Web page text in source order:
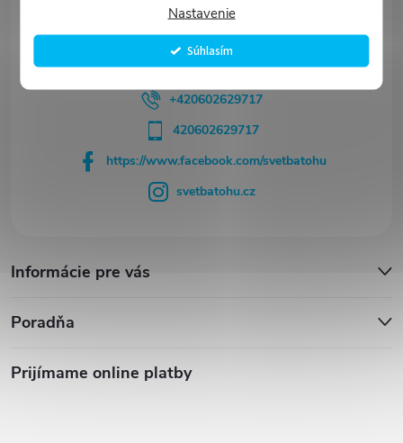
Nastavenie
Súhlasím
info@svetbatohov.sk
+420602629717
420602629717
https://www.facebook.com/svetbatohu
svetbatohu.cz
Informácie pre vás
Poradňa
Prijímame online platby